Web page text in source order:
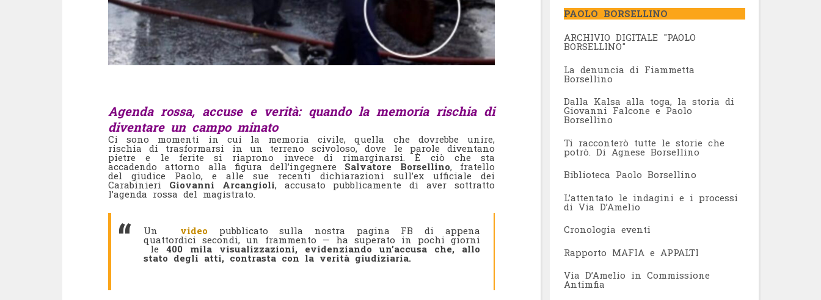
Agenda rossa, accuse e verità: quando la memoria rischia di
diventare un campo minato
Ci sono momenti in cui la memoria civile, quella che dovrebbe unire,
rischia di trasformarsi in un terreno scivoloso, dove le parole diventano
pietre e le ferite si riaprono invece di rimarginarsi. È ciò che sta
accadendo attorno alla figura dell’ingegnere Salvatore Borsellino, fratello
del giudice Paolo, e alle sue recenti dichiarazioni sull’ex ufficiale dei
Carabinieri Giovanni Arcangioli, accusato pubblicamente di aver sottratto
l’agenda rossa del magistrato.
Un video pubblicato sulla nostra pagina FB di appena
quattordici secondi, un frammento — ha superato in pochi giorni
le400 mila visualizzazioni, evidenziando un’accusa che, allo
stato degli atti, contrasta con la verità giudiziaria.
PAOLO BORSELLINO
ARCHIVIO DIGITALE "PAOLO
BORSELLINO"
La denuncia di Fiammetta
Borsellino
Dalla Kalsa alla toga, la storia di
Giovanni Falcone e Paolo
Borsellino
Ti racconterò tutte le storie che
potrò. Di Agnese Borsellino
Biblioteca Paolo Borsellino
L’attentato le indagini e i processi
di Via D’Amelio
Cronologia eventi
Rapporto MAFIA e APPALTI
Via D’Amelio in Commissione
Antimfia